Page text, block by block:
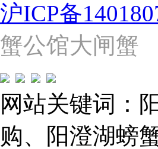
号
（靠
近
苗
圃
路）
Tel:
021-
62243579
E-
mail:
859749344@qq.com
沪ICP备
蟹公馆大闸蟹
网站关键词：
购、阳澄湖螃